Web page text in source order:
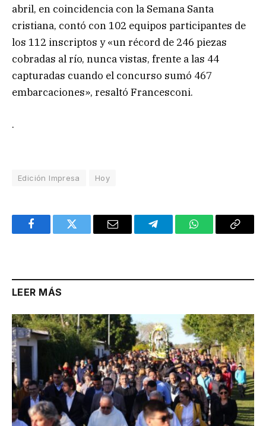
abril, en coincidencia con la Semana Santa
cristiana, contó con 102 equipos participantes de
los 112 inscriptos y «un récord de 246 piezas
cobradas al río, nunca vistas, frente a las 44
capturadas cuando el concurso sumó 467
embarcaciones», resaltó Francesconi.
.
Edición Impresa Hoy
FacebookTwitter Email TelegramWhatsAppCopy
LEER MÁS